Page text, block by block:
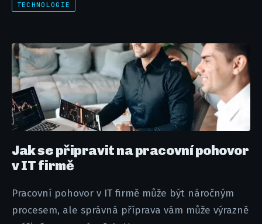
TECHNOLOGIE
Jak se připravit na pracovní pohovor
v IT firmě
Pracovní pohovor v IT firmě může být náročným
procesem, ale správná příprava vám může výrazně